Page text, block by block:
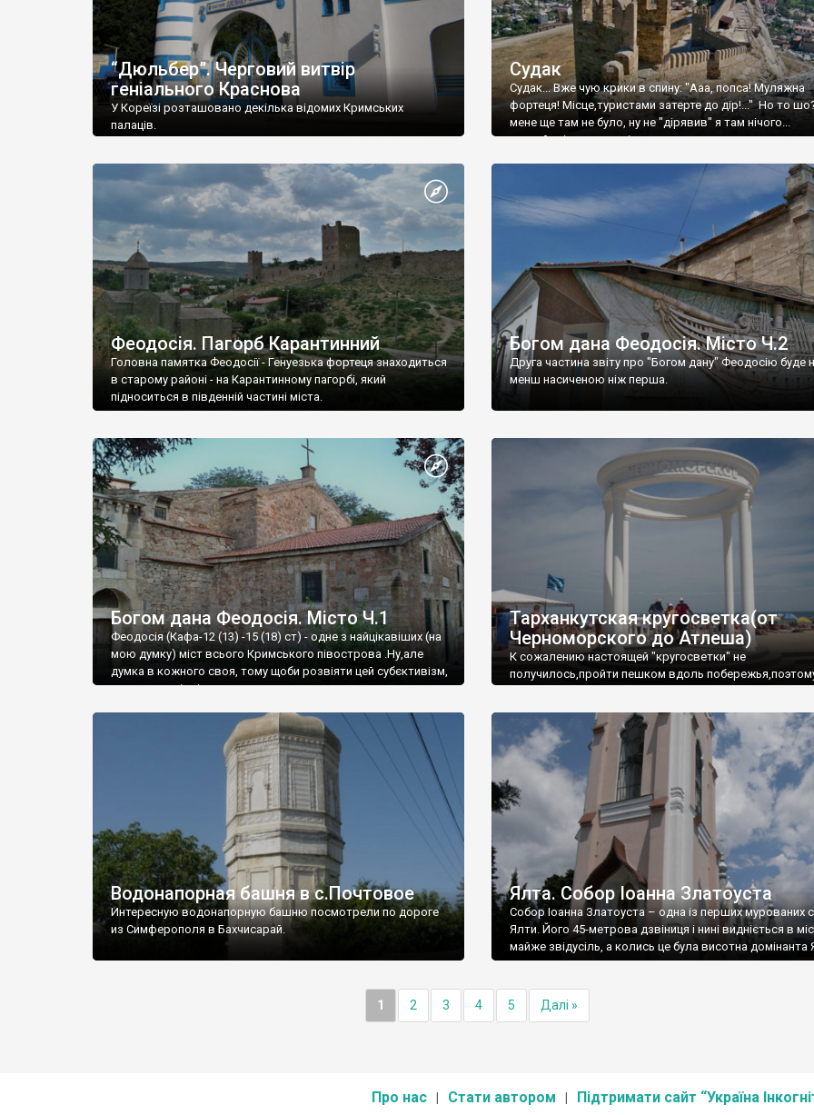
“Дюльбер”. Черговий витвір
геніального Краснова
У Кореїзі розташовано декілька відомих Кримських
палаців.
Судак
Судак... Вже чую крики в спину: "Ааа, попса! Муляжна
фортеця! Місце,туристами затерте до дір!..." Но то
мене ще там не було, ну не "дірявив" я там нічого...
принаймні до цього літа.
Феодосія. Пагорб Карантинний
Головна памятка Феодосії - Генуезька фортеця знаходиться
в старому районі - на Карантинному пагорбі, який
підноситься в південній частині міста.
Богом дана Феодосія. Місто Ч.2
Друга частина звіту про "Богом дану" Феодосію буде
менш насиченою ніж перша.
Богом дана Феодосія. Місто Ч.1
Феодосія (Кафа-12 (13) -15 (18) ст) - одне з найцікавіших (на
мою думку) міст всього Кримського півострова .Ну,але
думка в кожного своя, тому щоби розвіяти цей субєктивізм,
запрошую відвідати це
Тарханкутская кругосветка(от
Черноморского до Атлеша)
К сожалению настоящей "кругосветки" не
получилось,пройти пешком вдоль
Водонапорная башня в с.Почтовое
Интересную водонапорную башню посмотрели по дороге
из Симферополя в Бахчисарай.
Ялта. Собор Іоанна Златоуста
Собор Іоанна Златоуста – одна із перших мурованих
Ялти. Його 45-метрова дзвіниця і нині видніється в
майже звідусіль, а колись це була висотна домінанта
1 2 3 4 5 Далі »
Про нас Стати автором Підтримати сайт “Україна